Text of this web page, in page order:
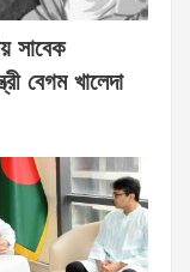
সাবেক
বেগম খালেদা